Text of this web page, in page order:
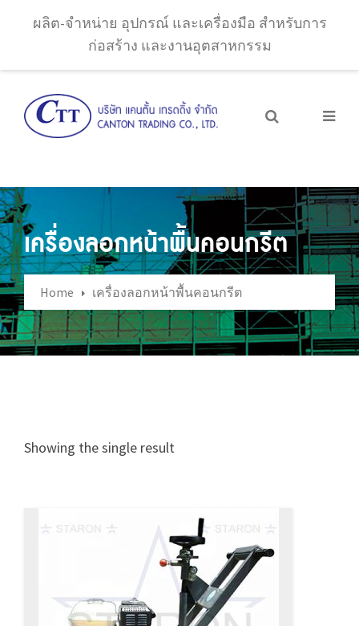
ผลิต-จำหน่าย อุปกรณ์ และเครื่องมือ สำหรับการ
ก่อสร้าง และงานอุตสาหกรรม
เครื่องลอกหน้าพื้นคอนกรีต
Home เครื่องลอกหน้าพื้นคอนกรีต
Showing the single result